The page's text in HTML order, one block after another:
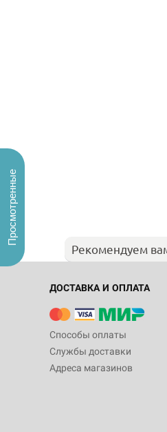
Рекомендуем
ДОСТАВКА И ОПЛАТА
Способы оплаты
Службы доставки
Адреса магазинов
Просмотренные